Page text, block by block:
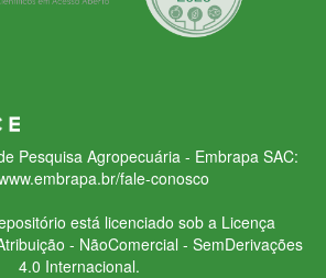
Pesquisa Agropecuária - Embrapa SAC:
fale-conosco
está licenciado sob a Licença
- NãoComercial - SemDerivações
4.0 Internacional.